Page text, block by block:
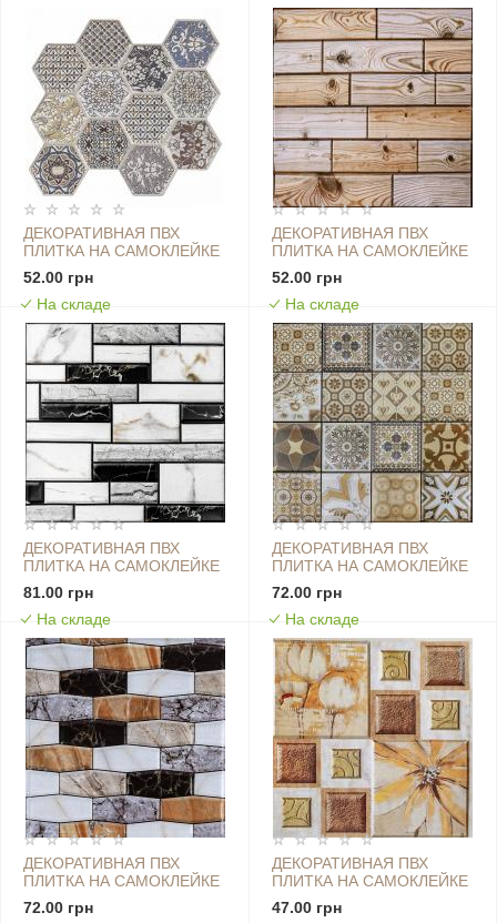
ДЕКОРАТИВНАЯ ПВХ
ПЛИТКА НА САМОКЛЕЙКЕ
275Х285Х4ММ СОТЫ,
ЦЕНА ЗА 1 ШТ. (СПП-504)
SW-00000673
52.00 грн
На складе
ДЕКОРАТИВНАЯ ПВХ
ПЛИТКА НА САМОКЛЕЙКЕ
300Х300Х4ММ
КАРАМЕЛЬНАЯ, ЦЕНА ЗА 1
ШТ. (СПП-606) SW-
00001133
52.00 грн
На складе
ДЕКОРАТИВНАЯ ПВХ
ПЛИТКА НА САМОКЛЕЙКЕ
300Х300Х5ММ КВАДРАТ,
ЦЕНА ЗА 1 ШТ. (СПП-602)
SW-00000669
81.00 грн
На складе
ДЕКОРАТИВНАЯ ПВХ
ПЛИТКА НА САМОКЛЕЙКЕ
300Х300Х5ММ КВАДРАТ,
ЦЕНА ЗА 1 ШТ. (СПП-604)
SW-00000671
72.00 грн
На складе
ДЕКОРАТИВНАЯ ПВХ
ПЛИТКА НА САМОКЛЕЙКЕ
300Х300Х5ММ КВАДРАТ,
ЦЕНА ЗА 1 ШТ. (СПП-605)
72.00 грн
ДЕКОРАТИВНАЯ ПВХ
ПЛИТКА НА САМОКЛЕЙКЕ
300Х300Х5ММ
МАСЛЯНЫЕ КРАСКИ,
47.00 грн